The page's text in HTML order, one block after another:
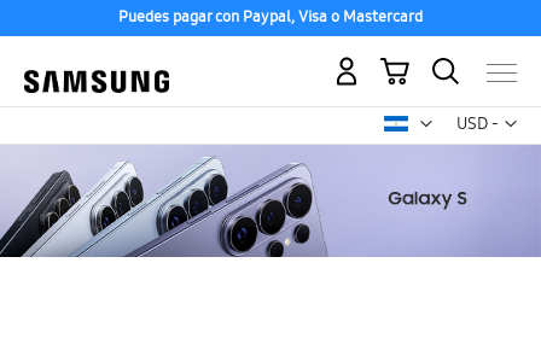
Puedes pagar con Paypal, Visa o Mastercard
USD -
dólar
Mi carrito